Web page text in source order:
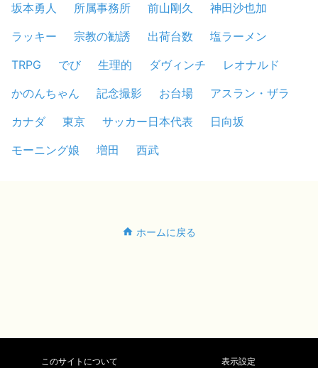
坂本勇人
所属事務所 前山剛久
神田沙也加
ラッキー
宗教の勧誘 出荷台数
塩ラーメン
TRPG
でび 生理的 ダヴィンチ
レオナルド
かのんちゃん
記念撮影 お台場
アスラン・ザラ
カナダ
東京 サッカー日本代表
日向坂
モーニング娘
増田 西武
ホームに戻る
このサイトについて 表示設定